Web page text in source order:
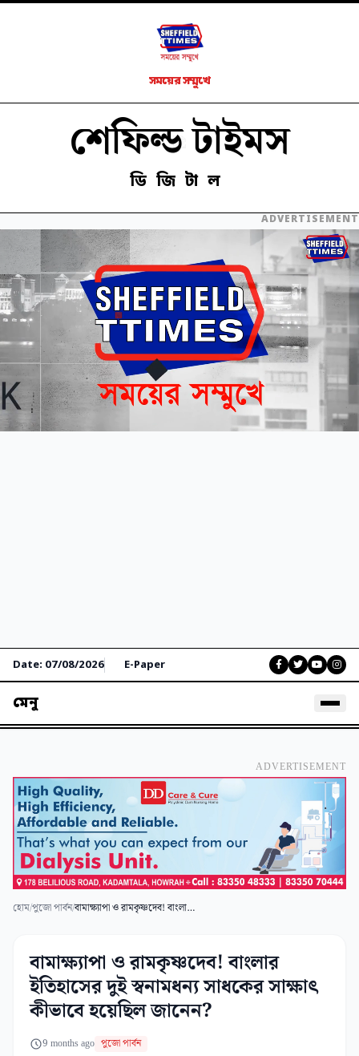
সময়ের সম্মুখে
শেফিল্ড টাইমস
ডিজিটাল
ADVERTISEMENT
Date: 07/08/2026 E-Paper
মেনু
ADVERTISEMENT
হোম/পুজো পার্বন/ বামাক্ষ্যাপা ও রামকৃষ্ণদেব! বাংলার ইতিহাসের দুই স্বনামধন্য সাধকের সাক্ষাৎ কীভাবে হয়েছিল জানেন?
বামাক্ষ্যাপা ও রামকৃষ্ণদেব! বাংলার
ইতিহাসের দুই স্বনামধন্য সাধকের সাক্ষাৎ
কীভাবে হয়েছিল জানেন?
9 months ago পুজো পার্বন